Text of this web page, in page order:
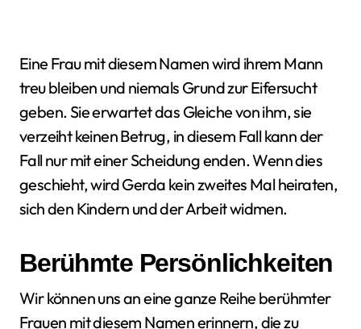
Eine Frau mit diesem Namen wird ihrem Mann
treu bleiben und niemals Grund zur Eifersucht
geben. Sie erwartet das Gleiche von ihm, sie
verzeiht keinen Betrug, in diesem Fall kann der
Fall nur mit einer Scheidung enden. Wenn dies
geschieht, wird Gerda kein zweites Mal heiraten,
sich den Kindern und der Arbeit widmen.
Berühmte Persönlichkeiten
Wir können uns an eine ganze Reihe berühmter
Frauen mit diesem Namen erinnern, die zu